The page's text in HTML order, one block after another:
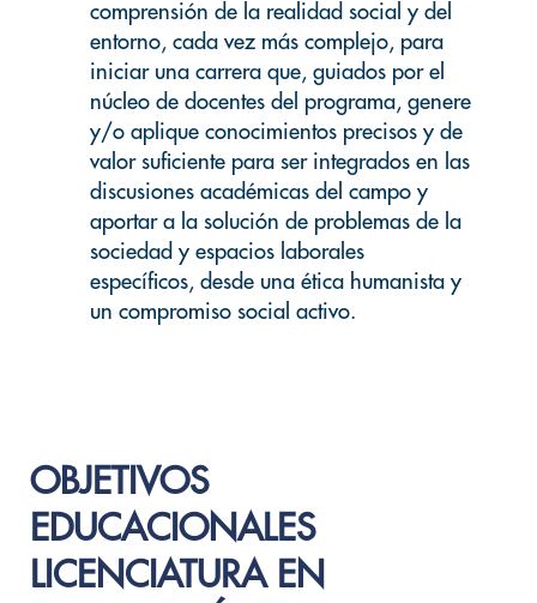
comprensión de la realidad social y del
entorno, cada vez más complejo, para
iniciar una carrera que, guiados por el
núcleo de docentes del programa, genere
y/o aplique conocimientos precisos y de
valor suficiente para ser integrados en las
discusiones académicas del campo y
aportar a la solución de problemas de la
sociedad y espacios laborales
específicos, desde una ética humanista y
un compromiso social activo.
OBJETIVOS
EDUCACIONALES
LICENCIATURA EN